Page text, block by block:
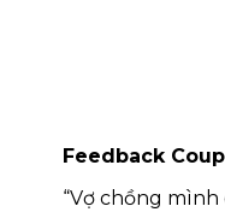
Feedback
“Vợ chồng